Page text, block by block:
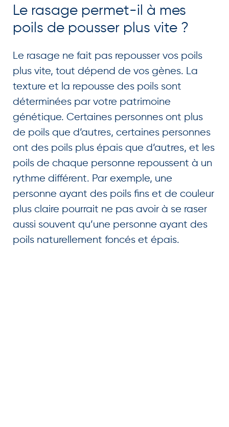
Le rasage permet-il à mes
poils de pousser plus vite ?
Le rasage ne fait pas repousser vos poils
plus vite, tout dépend de vos gènes. La
texture et la repousse des poils sont
déterminées par votre patrimoine
génétique. Certaines personnes ont plus
de poils que d’autres, certaines personnes
ont des poils plus épais que d’autres, et les
poils de chaque personne repoussent à un
rythme différent. Par exemple, une
personne ayant des poils fins et de couleur
plus claire pourrait ne pas avoir à se raser
aussi souvent qu’une personne ayant des
poils naturellement foncés et épais.